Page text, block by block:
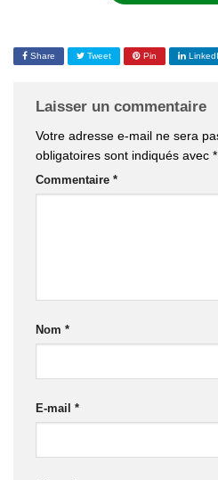
Share Tweet Pin
Laisser un commentaire
Votre adresse e-mail ne sera
obligatoires sont indiqués avec *
Commentaire *
Nom *
E-mail *